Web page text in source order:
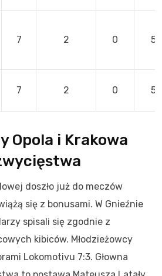
7 2 0 5
7 2 0 5
Opola i Krakowa
doszło już do meczów
się z bonusami. W Gnieźnie
spisali się zgodnie z
kibiców. Młodzieżowcy
Lokomotivu 7:3. Głowna